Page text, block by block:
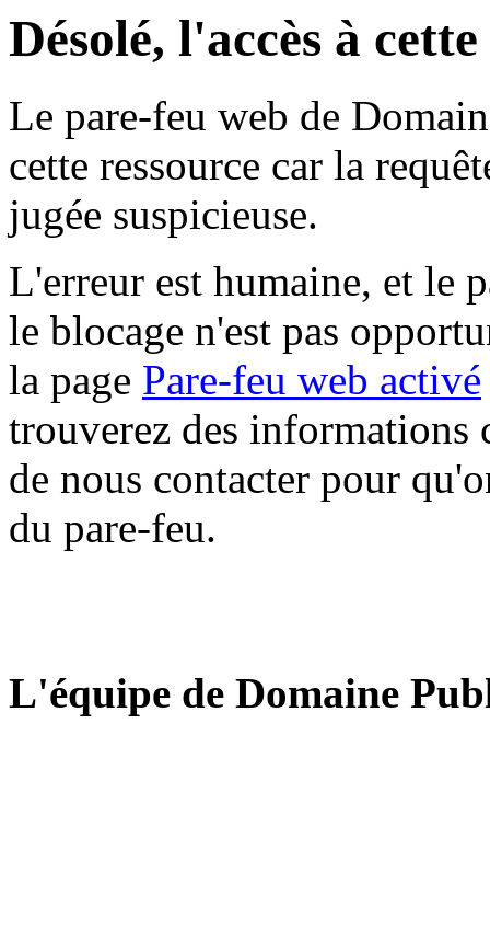
Désolé, l'accès à
Le pare-feu web de
cette ressource car la
jugée suspicieuse.
L'erreur est humaine, et le
le blocage n'est pas
la page Pare-feu web activé
trouverez des informations
de nous contacter pour
du pare-feu.
L'équipe de Domaine